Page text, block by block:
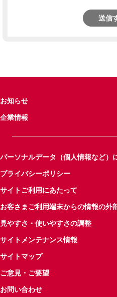
送信
お知らせ
企業情報
パーソナルデータ（個人情報など）
プライバシーポリシー
サイトご利用にあたって
お客さまご利用端末からの情報の外
見やすさ・使いやすさの調整
サイトメンテナンス情報
サイトマップ
ご意見・ご要望
お問い合わせ